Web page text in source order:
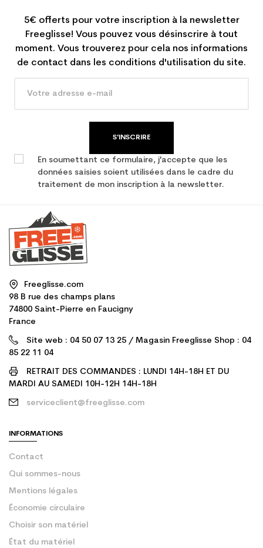
5€ offerts pour votre inscription à la newsletter
Freeglisse! Vous pouvez vous désinscrire à tout
moment. Vous trouverez pour cela nos informations
de contact dans les conditions d'utilisation du site.
S'INSCRIRE
En soumettant ce formulaire, j'accepte que les
données saisies soient utilisées dans le cadre du
traitement de mon inscription à la newsletter.
Freeglisse.com
98 B rue des champs plans
74800 Saint-Pierre en Faucigny
France
Site web : 04 50 07 13 25 / Magasin Freeglisse Shop : 04
85 22 11 04
RETRAIT DES COMMANDES : LUNDI 14H-18H ET DU
MARDI AU SAMEDI 10H-12H 14H-18H
serviceclient@freeglisse.com
INFORMATIONS
Contact
Qui sommes-nous
Mentions légales
Économie circulaire
Choisir son matériel
État du matériel